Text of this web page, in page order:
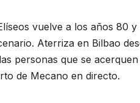
vuelve a los años 80
Aterriza en Bilbao
personas que se
de Mecano en directo.